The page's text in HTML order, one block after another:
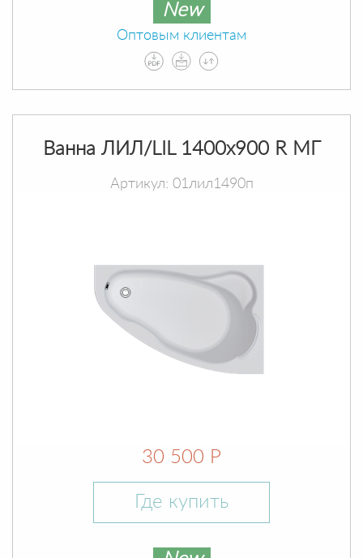
New
Оптовым клиентам
Ванна ЛИЛ/LIL 1400х900 R МГ
Артикул: 01лил1490п
30 500 Р
Где купить